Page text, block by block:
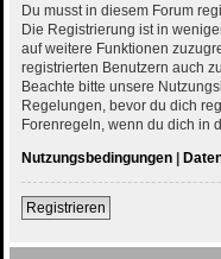
Du musst in diesem Forum
Die Registrierung ist in
auf weitere Funktionen
registrierten Benutzern auch
Beachte bitte unsere
Regelungen, bevor du dich
Forenregeln, wenn du dich in
Nutzungsbedingungen |
Registrieren